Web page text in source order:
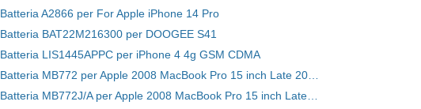
Batteria A2866 per For Apple iPhone 14 Pro
Batteria BAT22M216300 per DOOGEE S41
Batteria LIS1445APPC per iPhone 4 4g GSM CDMA